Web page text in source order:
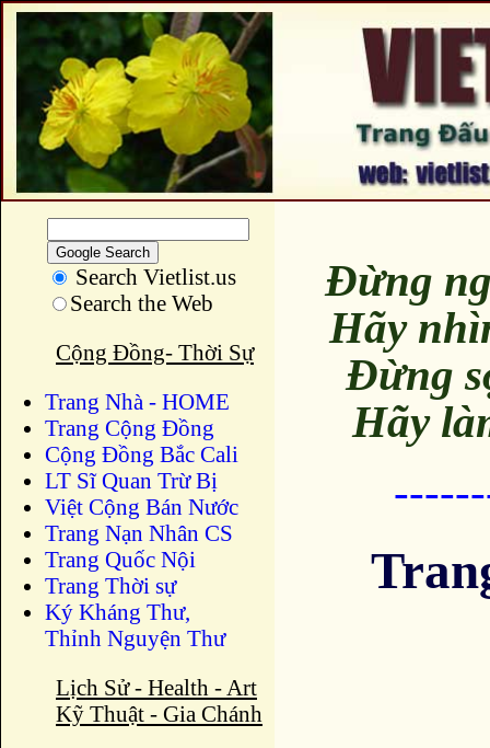
Search Vietlist.us
Search the Web
Cộng Đồng- Thời Sự
Trang Nhà - HOME
Trang Cộng Đồng
Cộng Đồng Bắc Cali
LT Sĩ Quan Trừ Bị
Việt Cộng Bán Nước
Trang Nạn Nhân CS
Trang Quốc Nội
Trang Thời sự
Ký Kháng Thư,
Thỉnh Nguyện Thư
Lịch Sử - Health - Art
Kỹ Thuật - Gia Chánh
Đừng
Hãy
Đừng
Hãy